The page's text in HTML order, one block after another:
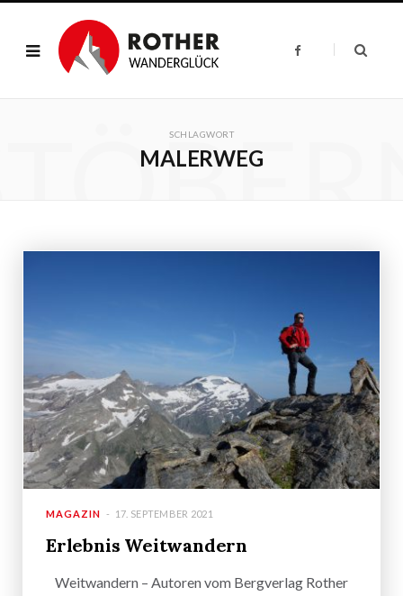
F
b
SCHLAGWORT
MALERWEG
MAGAZIN 17. SEPTEMBER 2021
Erlebnis Weitwandern
Weitwandern – Autoren vom Bergverlag Rother